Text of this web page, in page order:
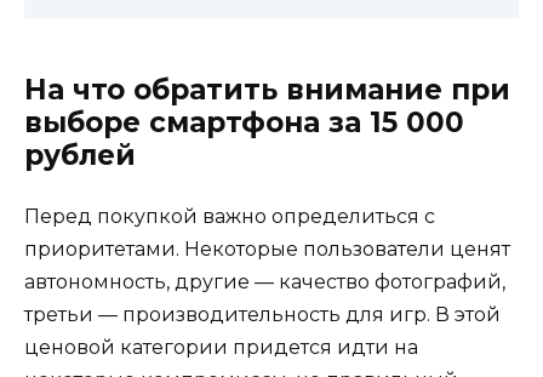
На что обратить внимание при
выборе смартфона за 15 000
рублей
Перед покупкой важно определиться с
приоритетами. Некоторые пользователи ценят
автономность, другие — качество фотографий,
третьи — производительность для игр. В этой
ценовой категории придется идти на